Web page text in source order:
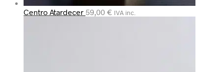
Centro Atardecer 59,00 € IVA inc.